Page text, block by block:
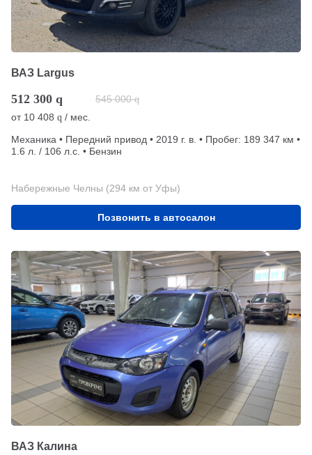
ВАЗ Largus
512 300 q 545 000 q
от 10 408 q / мес.
Механика • Передний привод • 2019 г. в. • Пробег: 189 347 км •
1.6 л. / 106 л.с. • Бензин
Набережные Челны (294 км от Уфы)
Позвонить в автосалон
ВАЗ Калина